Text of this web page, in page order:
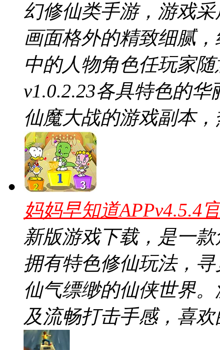
幻修仙类手游，游戏
画面格外的精致细腻
中的人物角色任玩家
v1.0.2.23各具特色的
仙魔大战的游戏副本
妈妈早知道APPv4.5.4
新版游戏下载，是一
拥有特色修仙玩法，
仙气缥缈的仙侠世界
及流畅打击手感，喜